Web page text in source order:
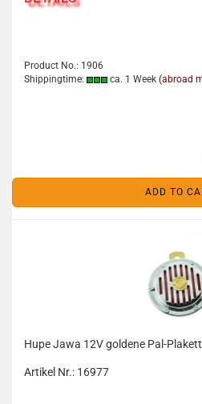
Product No.: 1906
Shippingtime:
ca. 1 Week (abroad
ADD TO
Hupe Jawa 12V goldene Pal-
Artikel Nr.: 16977